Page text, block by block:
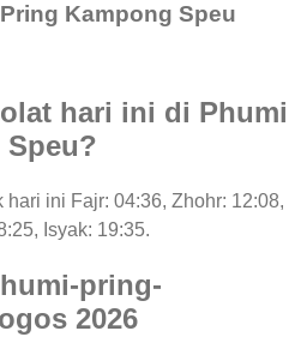
Kampong Speu
hari ini di Phumi
ini Fajr: 04:36, Zhohr: 12:08,
Isyak: 19:35.
pring-
2026